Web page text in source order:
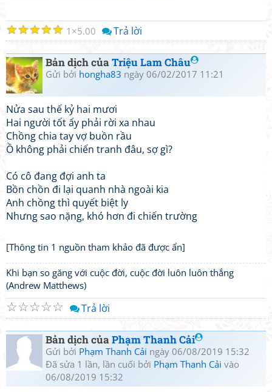
☆
☆
☆
☆
☆ 1 5.00 Trả lời
Bản dịch củaTriệu Lam Châu
Gửi bởi hongha83 ngày 06/02/2017 11:21
Nửa sau thế kỷ hai mươi
Hai người tốt ấy phải rời xa nhau
Chồng chia tay vợ buồn rầu
Ồ không phải chiến tranh đâu, sợ gì?
Có cô đang đợi anh ta
Bồn chồn đi lại quanh nhà ngoài kia
Anh chồng thì quyết biệt ly
Nhưng sao nặng, khó hơn đi chiến trường
[Thông tin 1 nguồn tham khảo đã được ẩn]
Khi bạn so găng với cuộc đời, cuộc đời luôn luôn thắng
(Andrew Matthews)
☆
☆
☆
☆
☆ Trả lời
Bản dịch củaPhạm Thanh Cải
Gửi bởi Phạm Thanh Cải ngày 06/08/2019 15:32
Đã sửa 1 lần, lần cuối bởi Phạm Thanh Cải vào
06/08/2019 15:32